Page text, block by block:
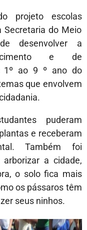
projeto escolas
Secretaria do Meio
desenvolver a
e de
1º ao 9 º ano do
que envolvem
puderam
e receberam
Também foi
a cidade,
o solo fica mais
os pássaros têm
seus ninhos.